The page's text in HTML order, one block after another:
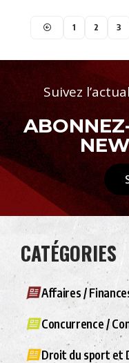
1 2 3
Suivez
CATÉGORIES
Affaires /
Concurrence /
Droit du sport et